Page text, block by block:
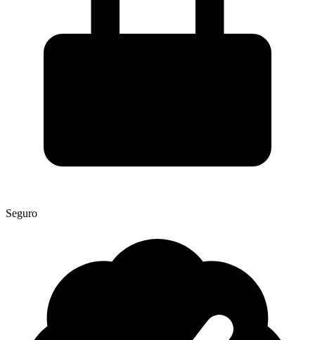
Seguro